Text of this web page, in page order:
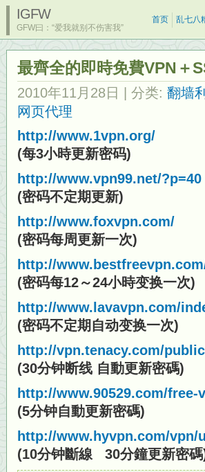
IGFW
GFW曰：“爱我就别不伤害我”
首页 乱七八
最齊全的即時免費VPN＋
2010年11月28日 | 分类: 翻墙
网页代理
http://www.1vpn.org/
(每3小時更新密码)
http://www.vpn99.net/?p=40
(密码不定期更新)
http://www.foxvpn.com/
(密码每周更新一次)
http://
(密码每12～24小時变换一次)
http://www.lavavpn.com/
(密码不定期自动变换一次)
http://vpn.tenacy.com/public
(30分钟断线 自動更新密碼)
http://www.90529.com/free-
(5分钟自動更新密碼)
http://www.hyvpn.com/vpn/
(10分钟斷線 30分鐘更新密碼